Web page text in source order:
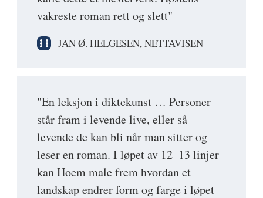
vakreste roman rett og slett"
JAN Ø. HELGESEN, NETTAVISEN
"En leksjon i diktekunst … Personer
står fram i levende live, eller så
levende de kan bli når man sitter og
leser en roman. I løpet av 12–13 linjer
kan Hoem male frem hvordan et
landskap endrer form og farge i løpet